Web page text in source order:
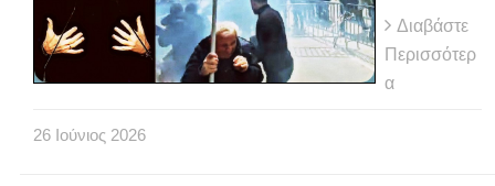
Διαβάστε
Περισσότερ
α
26 Ιούνιος 2026